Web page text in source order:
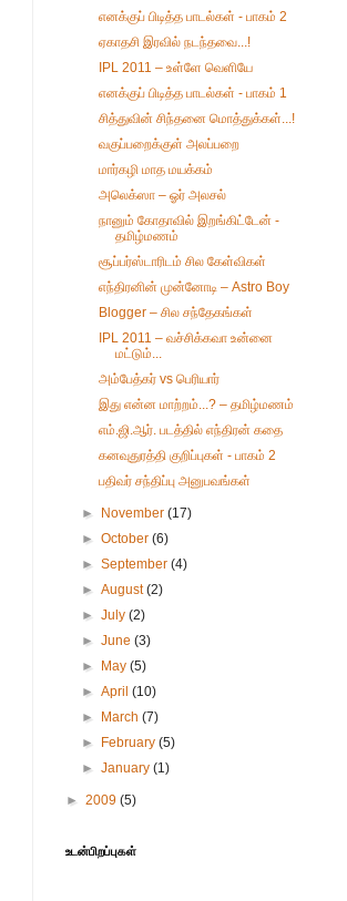
எனக்குப் பிடித்த பாடல்கள் - பாகம் 2
ஏகாதசி இரவில் நடந்தவை...!
IPL 2011 – உள்ளே வெளியே
எனக்குப் பிடித்த பாடல்கள் - பாகம் 1
சித்துவின் சிந்தனை மொத்துக்கள்...!
வகுப்பறைக்குள் அலப்பறை
மார்கழி மாத மயக்கம்
அலெக்ஸா – ஓர் அலசல்
நானும் கோதாவில் இறங்கிட்டேன் -
தமிழ்மணம்
சூப்பர்ஸ்டாரிடம் சில கேள்விகள்
எந்திரனின் முன்னோடி – Astro Boy
Blogger – சில சந்தேகங்கள்
IPL 2011 – வச்சிக்கவா உன்னை
மட்டும்...
அம்பேத்கர் vs பெரியார்
இது என்ன மாற்றம்...? – தமிழ்மணம்
எம்.ஜி.ஆர். படத்தில் எந்திரன் கதை
கனவுதுரத்தி குறிப்புகள் - பாகம் 2
பதிவர் சந்திப்பு அனுபவங்கள்
► November(17)
►October(6)
►September(4)
►August(2)
►July(2)
►June(3)
►
May(5)
►April(10)
►
March(7)
►
February(5)
►January(1)
► 2009 (5)
உடன்பிறப்புகள்